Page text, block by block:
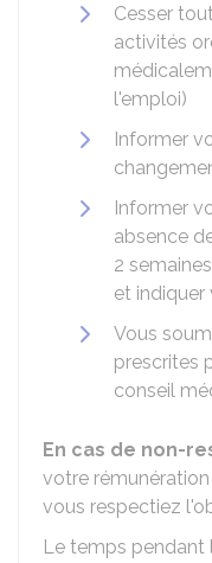
Cesser
activités
l'emploi)
Informer
Informer
absence
2
et indiquer
Vous
prescrites
conseil
En cas de non-
votre
vous respectiez
Le temps pendant